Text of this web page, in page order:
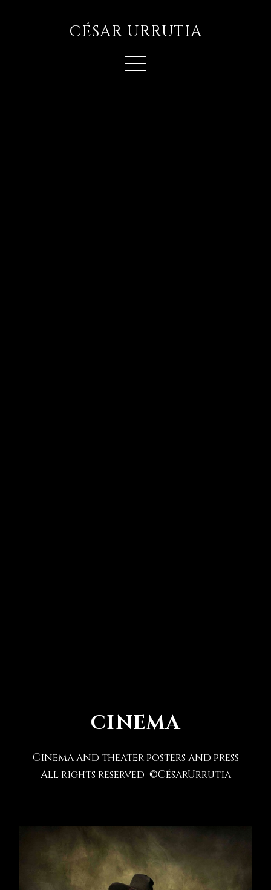
CÉSAR URRUTIA
CINEMA
Cinema and theater posters and press
All rights reserved ©CésarUrrutia